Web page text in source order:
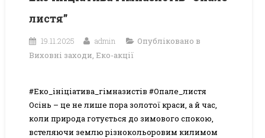
листя”
19.11.2025 admin
Опубліковано в
Виховні заходи, Еко-акції
#Еко_ініціатива_гімназистів #Опале_листя
Осінь – це не лише пора золотої краси, а й час,
коли природа готується до зимового спокою,
встеляючи землю різнокольоровим килимом